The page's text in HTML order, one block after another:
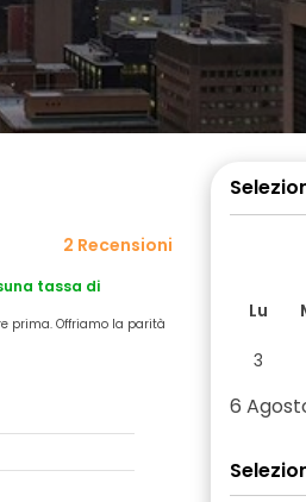
2 Recensioni
tassa di
prima. Offriamo la parità
Lu
3
6